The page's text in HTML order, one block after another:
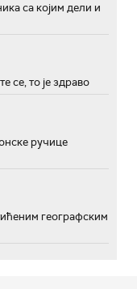
са којим дели и
се, то је здраво
ручице
географским